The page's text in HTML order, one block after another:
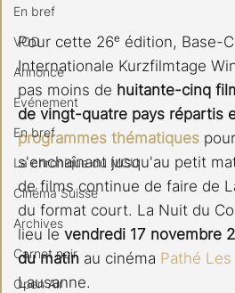
En bref
VOD
Annonce
Evénement
En bref
La chronique du MCU
Cinéma Suisse
Archives
Carnet noir
Open Air
Pour cette 26ᵉ édition, Base-
Internationale Kurzfilmtage
pas moins de huitante-cinq
de vingt-quatre pays répartis
programmes thématiques
s'enchaînant jusqu'au petit
de films continue de faire de
du format court. La Nuit du
lieu le vendredi 17 novembre
du matin au cinéma Pathé
Lausanne.